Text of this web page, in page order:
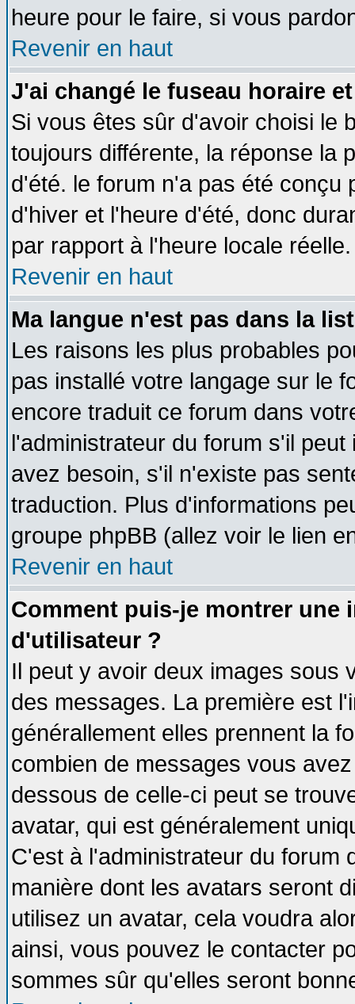
heure pour le faire, si vous
Revenir en haut
J'ai changé le fuseau horaire
Si vous êtes sûr d'avoir choisi le
toujours différente, la réponse la
d'été. le forum n'a pas été conçu
d'hiver et l'heure d'été, donc
par rapport à l'heure locale réelle.
Revenir en haut
Ma langue n'est pas dans la
Les raisons les plus probables
pas installé votre langage sur le
encore traduit ce forum dans
l'administrateur du forum s'il
avez besoin, s'il n'existe pas
traduction. Plus d'informations
groupe phpBB (allez voir le lien
Revenir en haut
Comment puis-je montrer une
d'utilisateur ?
Il peut y avoir deux images sous
des messages. La première est
générallement elles prennent la
combien de messages vous
dessous de celle-ci peut se
avatar, qui est généralement
C'est à l'administrateur du forum
manière dont les avatars seront
utilisez un avatar, cela voudra
ainsi, vous pouvez le contacter
sommes sûr qu'elles seront